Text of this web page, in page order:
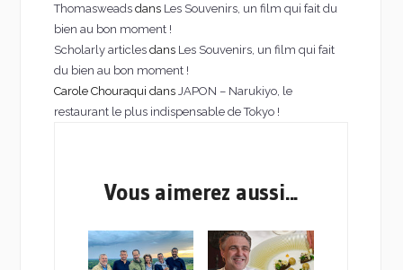
Thomasweadsdans Les Souvenirs, un film qui fait du
bien au bon moment !
Scholarly articlesdans Les Souvenirs, un film qui fait
du bien au bon moment !
Carole Chouraqui dans JAPON – Narukiyo, le
restaurant le plus indispensable de Tokyo !
Vous aimerez aussi...